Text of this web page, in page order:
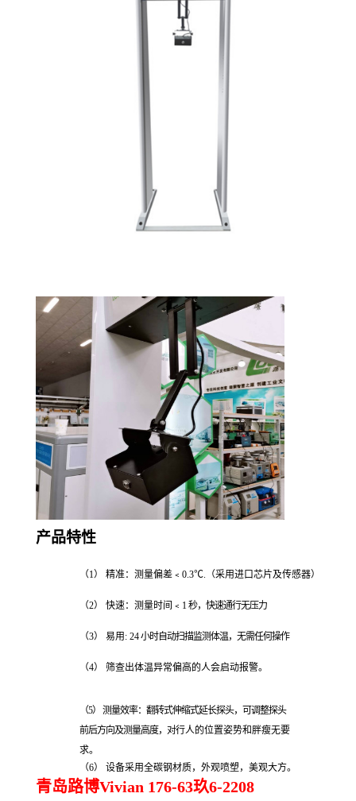
产品特性
（1） 精准：测量偏差﹤0.3℃.（采用进口芯片及传感器）
（2） 快速：测量时间﹤1秒，快速通行无压力
（3） 易用: 24小时自动扫描监测体温，无需任何操作
（4） 筛查出体温异常偏高的人会启动报警。
（5） 测量效率：翻转式伸缩式延长探头，可调整探头
前后方向及测量高度，对行人的位置姿势和胖瘦无要
求。
（6） 设备采用全碳钢材质，外观喷塑，美观大方。
青岛路博Vivian 176-63玖6-2208